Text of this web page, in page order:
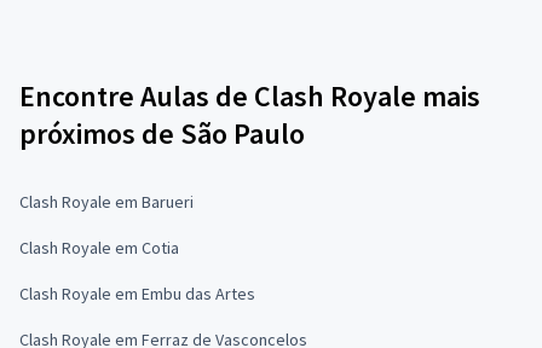
Encontre Aulas de Clash Royale mais
próximos de São Paulo
Clash Royale em Barueri
Clash Royale em Cotia
Clash Royale em Embu das Artes
Clash Royale em Ferraz de Vasconcelos